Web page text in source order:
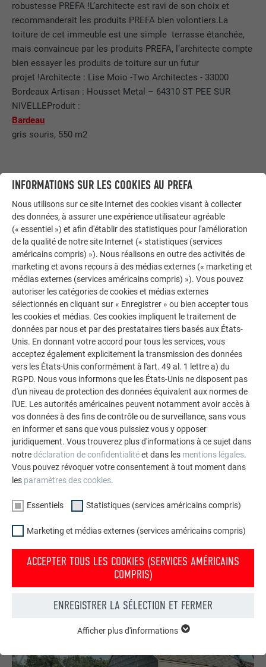
robustesse PREFA !L’architecte est ravi de son choix et
recommanderait les produits PREFA bien volontiers.La
toiture de cet immeuble est une simple terrasse étanchée,
mais convaincue par les produits PREFA, l’architecte compte
bien essayer les produits de toiture sur un futur
projet !Architecte : Lise Moio -Two Architectes - 33000
Bordeaux Artisan : Housset Metal – 64310 ST PEE SUR
NIVELLEProduit :
Bardeau
gris souris, 550 m2
Conseiller technique
Veuillez saisir votre code postal pour trouver
l’interlocutrice/interlocuteur le plus proche de chez vous.
RECHERCHE
AFFICHER TOUS LES INTERLOCUTEURS
Développement commercial
ROMAIN BLAVET
+33 6 38 79 41 28
Demander à être rappelé
romain.blavet@prefa.com
Responsable du développement commercial
Technicien formateur
Veuillez saisir votre code postal pour trouver
l’interlocutrice/interlocuteur le plus proche de chez vous.
RECHERCHE
AFFICHER TOUS LES INTERLOCUTEURS
Bureau d'étude
ERIC SCHACH
+33 6 33 75 92 87
Demander à être rappelé
technique.fr@prefa.com
LAURENT LOOS
+33 6 31 51 54 87
Assistante PREFA Academy
CAROLE SUIRE
+33 6 31 58 47 87
Demander à être rappelé
carole.suire@prefa.com
Assistante de direction
DELPHINE VOGEL
+33 4 79 44 84 58
Demander à être rappelé
delphine.vogel@prefa.com
Marketing
JUSTINE BOYELLE
+33 7 85 32 34 30
Demander à être rappelé
justine.boyelle@prefa.com
Directeur PREFA France
PASCAL TRIPET
+33 6 81 02 33 34
INFORMATIONS SUR LES COOKIES AU PREFA
Nous utilisons sur ce site Internet des cookies visant à collecter
des données, à assurer une expérience utilisateur agréable
(« essentiel ») et afin d'établir des statistiques pour l'amélioration
de la qualité de notre site Internet (« statistiques (services
américains compris) »). Nous réalisons en outre des activités de
marketing et avons recours à des médias externes (« marketing et
médias externes (services américains compris) »). Vous pouvez
autoriser les catégories de cookies et médias externes
sélectionnés en cliquant sur « Enregistrer » ou bien accepter tous
les cookies et médias. Ces cookies impliquent le traitement de
données par nous et par des prestataires tiers basés aux États-
Unis. En donnant votre accord pour tous les services, vous
acceptez également explicitement la transmission des données
vers les États-Unis conformément à l'art. 49 al. 1 lettre a) du
RGPD. Nous vous informons que les États-Unis ne disposent pas
d'un niveau de protection des données équivalent aux normes de
l'UE. Les autorités américaines peuvent notamment avoir accès à
vos données à des fins de contrôle ou de surveillance, sans vous
en informer et sans que vous puissiez vous y opposer
juridiquement. Vous trouverez plus d'informations à ce sujet dans
notredéclaration de confidentialitéet dans les mentions légales.
Vous pouvez révoquer votre consentement à tout moment dans
les paramètres des cookies.
Essentiels Statistiques (services américains compris)
Marketing et médias externes (services américains compris)
ACCEPTER TOUS LES COOKIES (SERVICES AMÉRICAINS
COMPRIS)
ENREGISTRER LA SÉLECTION ET FERMER
fonctions de base du site Internet. Ils garantissent que le site
Afficher plus d'informations